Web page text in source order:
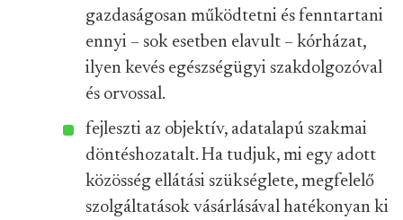
gazdaságosan működtetni és fenntartani
ennyi – sok esetben elavult – kórházat,
ilyen kevés egészségügyi szakdolgozóval
és orvossal.
fejleszti az objektív, adatalapú szakmai
döntéshozatalt. Ha tudjuk, mi egy adott
közösség ellátási szükséglete, megfelelő
szolgáltatások vásárlásával hatékonyan ki